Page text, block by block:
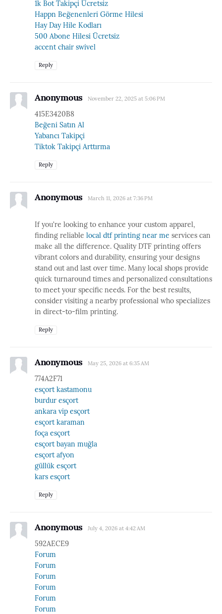
1k Bot Takipçi Ücretsiz
Happn Beğenenleri Görme Hilesi
Hay Day Hile Kodları
500 Abone Hilesi Ücretsiz
accent chair swivel
Reply
Anonymous November 22, 2025 at 5:06 PM
415E3420B8
Beğeni Satın Al
Yabancı Takipçi
Tiktok Takipçi Arttırma
Reply
Anonymous March 11, 2026 at 7:36 PM
If you're looking to enhance your custom apparel,
finding reliable local dtf printing near me services can
make all the difference. Quality DTF printing offers
vibrant colors and durability, ensuring your designs
stand out and last over time. Many local shops provide
quick turnaround times and personalized consultations
to meet your specific needs. For the best results,
consider visiting a nearby professional who specializes
in direct-to-film printing.
Reply
Anonymous May 25, 2026 at 6:35 AM
774A2F71
esçort kastamonu
burdur esçort
ankara vip esçort
esçort karaman
foça esçort
esçort bayan muğla
esçort afyon
güllük esçort
kars esçort
Reply
Anonymous July 4, 2026 at 4:42 AM
592AECE9
Forum
Forum
Forum
Forum
Forum
Forum